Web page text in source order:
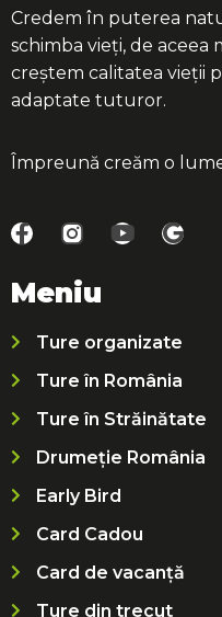
Credem în puterea
schimba vieți, de aceea
creștem calitatea vieții
adaptate tuturor.
Împreună creăm o
Meniu
Ture organizate
Ture în România
Ture în Străinătate
Drumeție România
Early Bird
Card Cadou
Card de vacanță
Ture din trecut